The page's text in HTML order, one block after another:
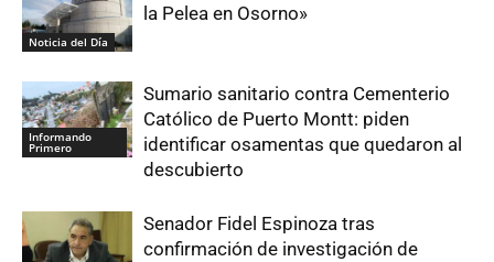
Noticia del Día
la Pelea en Osorno»
Informando
Primero
Sumario sanitario contra Cementerio
Católico de Puerto Montt: piden
identificar osamentas que quedaron al
descubierto
Senador Fidel Espinoza tras
confirmación de investigación de